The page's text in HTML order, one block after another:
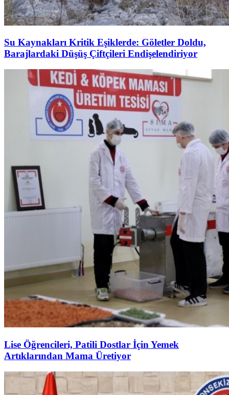
Su Kaynakları Kritik Eşiklerde: Göletler Doldu,
Barajlardaki Düşüş Çiftçileri Endişelendiriyor
Lise Öğrencileri, Patili Dostlar İçin Yemek
Artıklarından Mama Üretiyor